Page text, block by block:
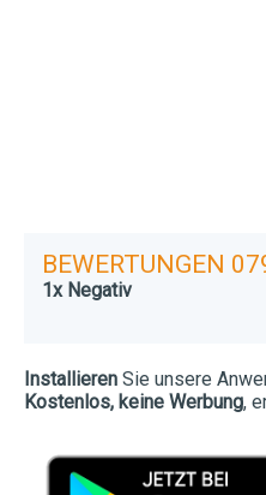
BEWERTUNGEN
1x Negativ
Installieren Sie unsere
Kostenlos, keine Werbung,